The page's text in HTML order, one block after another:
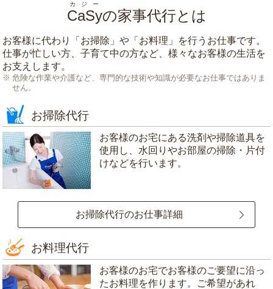
CaSy
カジー
の家事代行とは
お客様に代わり「 お掃除 」や「 お料理 」を行うお仕事です。
仕事が忙しい方、子育て中の方など、様々なお客様の生活を
お支えします。
危険な作業や介護など、専門的な技術や知識が必要なお仕事ではありま
せん。
お掃除代行
お客様のお宅にある洗剤や掃除道具を
使用し、水回りやお部屋の掃除・片付
けなどを行います。
お掃除代行のお仕事詳細
お料理代行
お客様のお宅でお客様のご要望に沿っ
たお料理を作ります。ご希望があれ